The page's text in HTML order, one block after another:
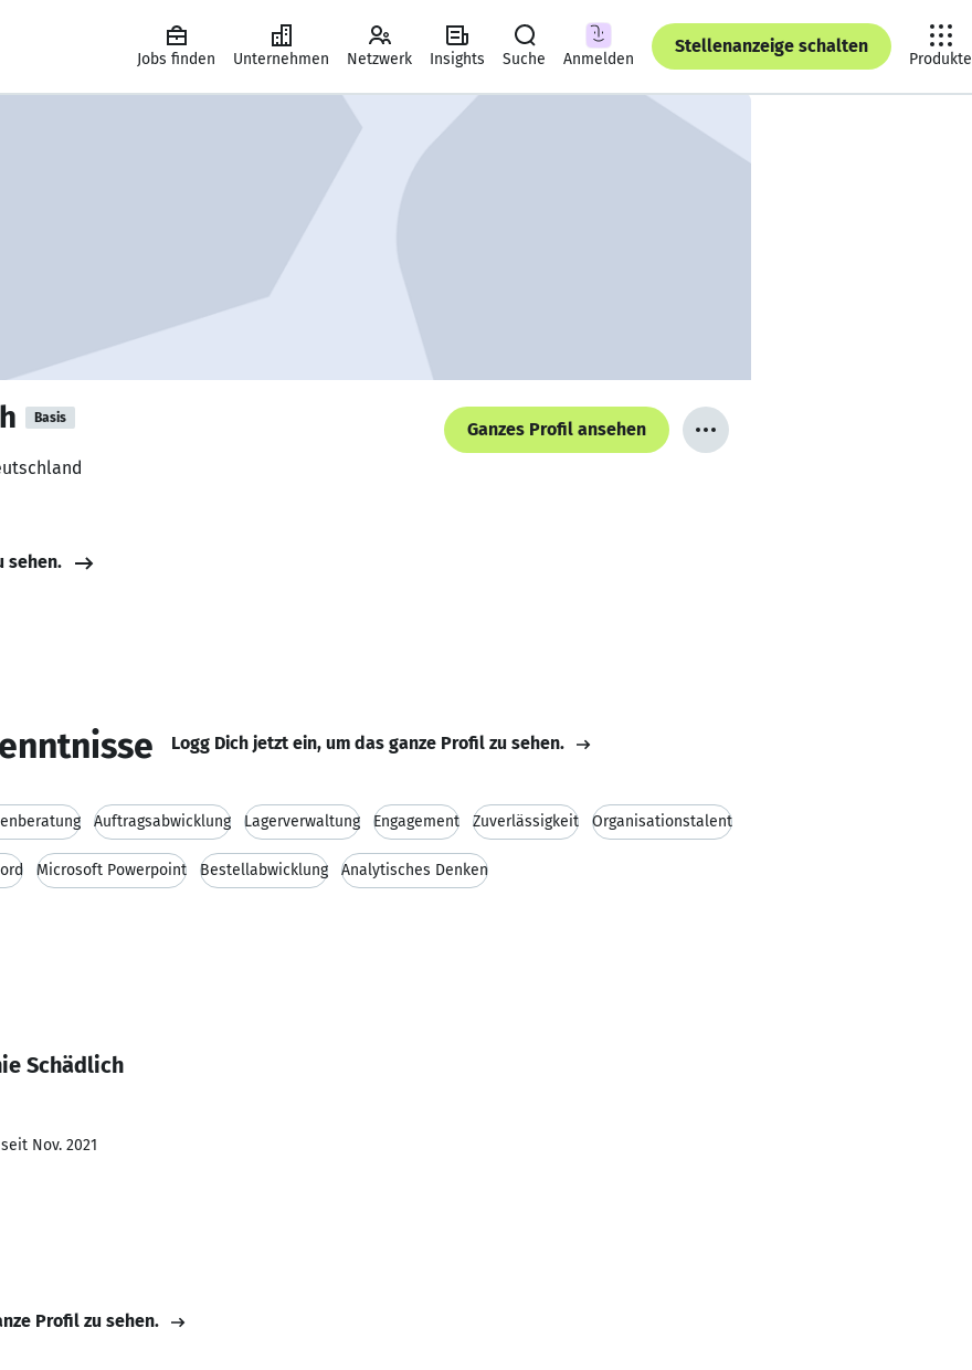
Jobs finden Unternehmen Netzwerk Insights Suche Anmelden
Stellenanzeige schalten
Produkte
Basis
Ganzes Profil ansehen
sehen.
Logg Dich jetzt ein, um das ganze Profil zu sehen.
Auftragsabwicklung Lagerverwaltung Engagement Zuverlässigkeit Organisationstalent
Microsoft Powerpoint Bestellabwicklung Analytisches Denken
Schädlich
Nov. 2021
Profil zu sehen.